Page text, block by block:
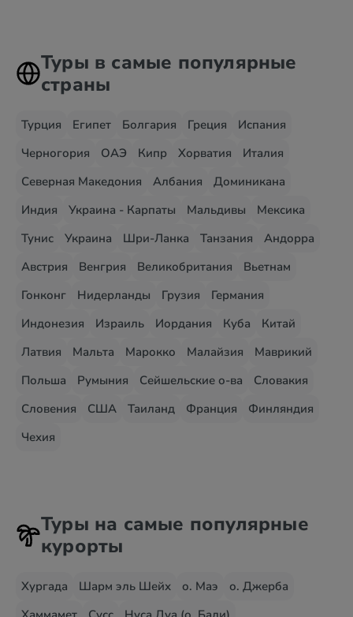
Туры в самые популярные
страны
Турция Египет Болгария Греция
Испания
Черногория
ОАЭ Кипр Хорватия
Италия
Северная Македония
Албания
Доминикана
Индия
Украина - Карпаты Мальдивы
Мексика
Тунис
Украина Шри-Ланка Танзания
Андорра
Австрия
Венгрия Великобритания
Вьетнам
Гонконг
Нидерланды Грузия
Германия
Индонезия
Израиль Иордания Куба
Китай
Латвия
Мальта Марокко Малайзия
Маврикий
Польша
Румыния Сейшельские о-ва
Словакия
Словения
США Таиланд Франция
Финляндия
Чехия
Туры на самые популярные
курорты
Хургада Шарм эль Шейх о. Маэ
о. Джерба